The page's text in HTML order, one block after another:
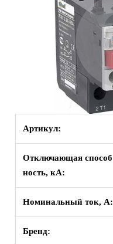
Артикул:
Отключающая способ
ность, кА:
Номинальный ток, А:
Бренд: